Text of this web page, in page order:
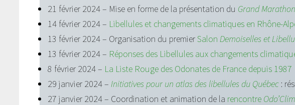
21 février 2024 – Mise en forme de la présentation du Grand
14 février 2024 – Libellules et changements climatiques en Rhône-
13 février 2024 – Organisation du premierSalonDemoiselles et
13 février 2024 – Réponses des Libellules aux changements
8 février 2024 – La Liste Rouge des Odonates de France depuis 1987
29 janvier 2024 –Initiatives pour un atlas des libellules du Québec:
27 janvier 2024 – Coordination et animation de la rencontre Odo’Clim